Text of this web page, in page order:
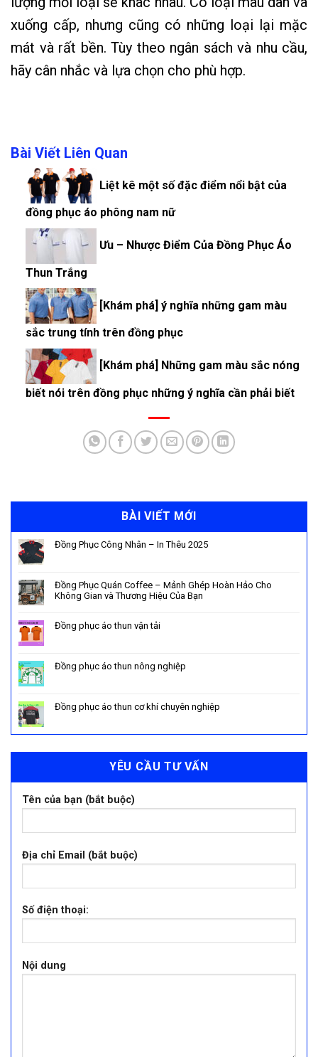
xuống cấp, nhưng cũng có những loại lại mặc
mát và rất bền. Tùy theo ngân sách và nhu cầu,
hãy cân nhắc và lựa chọn cho phù hợp.
Bài Viết Liên Quan
Liệt kê một số đặc điểm nổi bật của
đồng phục áo phông nam nữ
Ưu – Nhược Điểm Của Đồng Phục Áo
Thun Trắng
[Khám phá] ý nghĩa những gam màu
sắc trung tính trên đồng phục
[Khám phá] Những gam màu sắc nóng
biết nói trên đồng phục những ý nghĩa cần phải biết
BÀI VIẾT MỚI
Đồng Phục Công Nhân – In Thêu 2025
Đồng Phục Quán Coffee – Mảnh Ghép Hoàn Hảo Cho
Không Gian và Thương Hiệu Của Bạn
Đồng phục áo thun vận tải
Đồng phục áo thun nông nghiệp
Đồng phục áo thun cơ khí chuyên nghiệp
YÊU CẦU TƯ VẤN
Tên của bạn (bắt buộc)
Địa chỉ Email (bắt buộc)
Số điện thoại:
Nội dung